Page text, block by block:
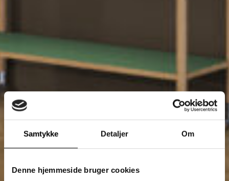
Samtykke Detaljer Om
Denne hjemmeside bruger cookies